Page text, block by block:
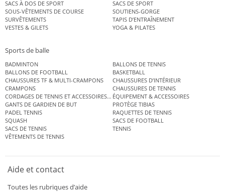
SACS À DOS DE SPORT
SACS DE SPORT
SOUS-VÊTEMENTS DE COURSE
SOUTIENS-GORGE
SURVÊTEMENTS
TAPIS D’ENTRAÎNEMENT
VESTES & GILETS
YOGA & PILATES
Sports de balle
BADMINTON
BALLONS DE TENNIS
BALLONS DE FOOTBALL
BASKETBALL
CHAUSSURES TF & MULTI-CRAMPONS
CHAUSSURES D’INTÉRIEUR
CRAMPONS
CHAUSSURES DE TENNIS
CORDAGES DE TENNIS ET ACCESSOIRES DE TENNISÉQUIPEMENT & ACCESSOIRES
GANTS DE GARDIEN DE BUT
PROTÈGE TIBIAS
PADEL TENNIS
RAQUETTES DE TENNIS
SQUASH
SACS DE FOOTBALL
SACS DE TENNIS
TENNIS
VÊTEMENTS DE TENNIS
Aide et contact
Toutes les rubriques d’aide